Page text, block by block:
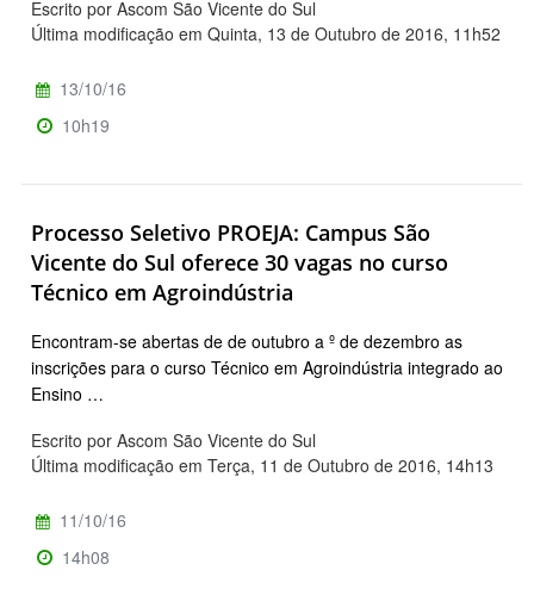
Escrito por Ascom São Vicente do Sul
Última modificação em Quinta, 13 de Outubro de 2016, 11h52
13/10/16
10h19
Processo Seletivo PROEJA: Campus São
Vicente do Sul oferece 30 vagas no curso
Técnico em Agroindústria
Encontram-se abertas de de outubro a º de dezembro as
inscrições para o curso Técnico em Agroindústria integrado ao
Ensino …
Escrito por Ascom São Vicente do Sul
Última modificação em Terça, 11 de Outubro de 2016, 14h13
11/10/16
14h08